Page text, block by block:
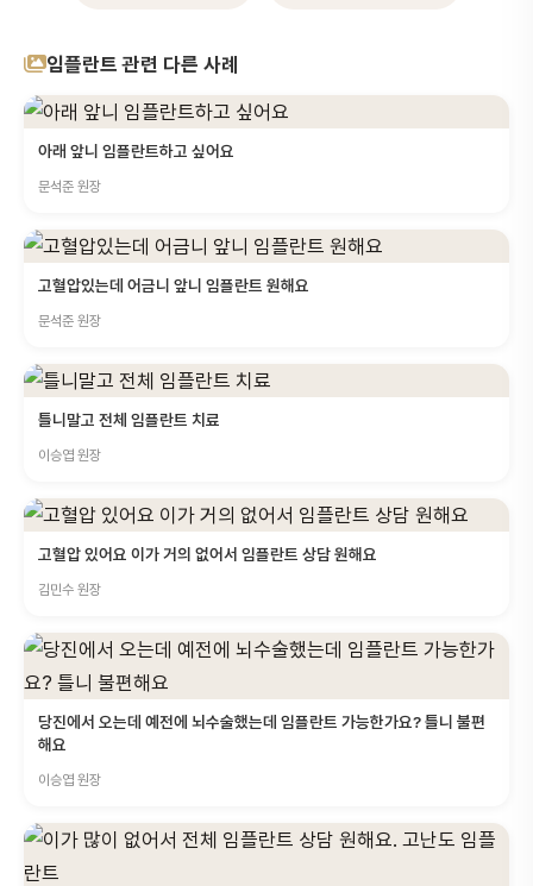
임플란트 관련 다른 사례
아래 앞니 임플란트하고 싶어요
문석준 원장
고혈압있는데 어금니 앞니 임플란트 원해요
문석준 원장
틀니말고 전체 임플란트 치료
이승엽 원장
고혈압 있어요 이가 거의 없어서 임플란트 상담 원해요
김민수 원장
당진에서 오는데 예전에 뇌수술했는데 임플란트 가능한가요? 틀니 불편
해요
이승엽 원장